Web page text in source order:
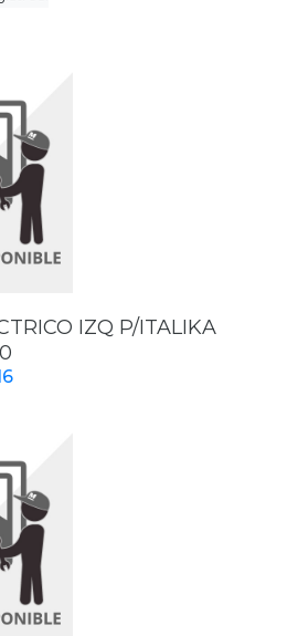
IZQ P/ITALIKA